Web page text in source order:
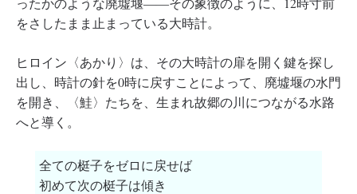
をさしたまま止まっている大時計。
ヒロイン〈あかり〉は、その大時計の扉を開く鍵を探し
出し、時計の針を0時に戻すことによって、廃墟堰の水門
を開き、〈鮭〉たちを、生まれ故郷の川につながる水路
へと導く。
全ての梃子をゼロに戻せば
初めて次の梃子は傾き